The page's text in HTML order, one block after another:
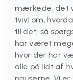
mærkede, det
tvivl om,
til det, så
har været
hvor der har
alle på lidt af
pauserne. Vi